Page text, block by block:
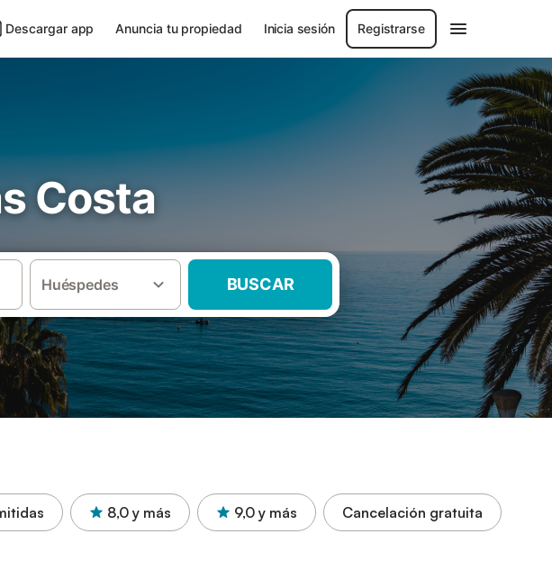
Descargar app Anuncia tu propiedad Inicia sesión Registrarse
Costa
Huéspedes BUSCAR
8,0 y más 9,0 y más Cancelación gratuita